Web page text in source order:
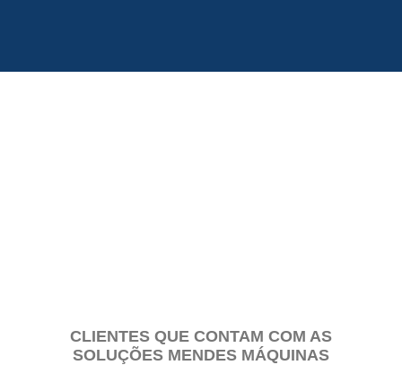
CLIENTES QUE CONTAM COM AS
SOLUÇÕES MENDES MÁQUINAS